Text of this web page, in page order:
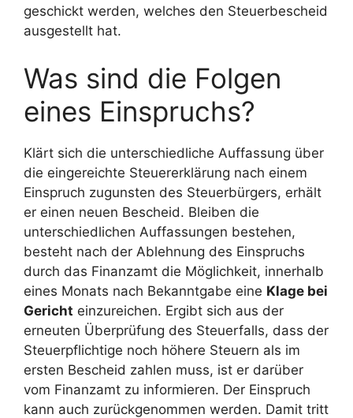
geschickt werden, welches den Steuerbescheid
ausgestellt hat.
Was sind die Folgen
eines Einspruchs?
Klärt sich die unterschiedliche Auffassung über
die eingereichte Steuererklärung nach einem
Einspruch zugunsten des Steuerbürgers, erhält
er einen neuen Bescheid. Bleiben die
unterschiedlichen Auffassungen bestehen,
besteht nach der Ablehnung des Einspruchs
durch das Finanzamt die Möglichkeit, innerhalb
eines Monats nach Bekanntgabe eine Klage bei
Gericht einzureichen. Ergibt sich aus der
erneuten Überprüfung des Steuerfalls, dass der
Steuerpflichtige noch höhere Steuern als im
ersten Bescheid zahlen muss, ist er darüber
vom Finanzamt zu informieren. Der Einspruch
kann auch zurückgenommen werden. Damit tritt